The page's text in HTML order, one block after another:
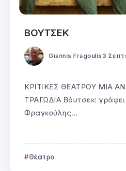
ΒΟΥΤΣΕΚ
Giannis Fragoulis 3
ΚΡΙΤΙΚΕΣ ΘΕΑΤΡΟΥ ΜΙΑ
ΤΡΑΓΩΔΙΑ Βόυτσεκ:
Φραγκούλης...
Θέατρο